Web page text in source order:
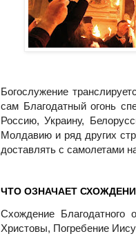
Богослужение
сам Благодатный огонь
Россию, Украину,
Молдавию и ряд других
доставлять с самолетами
ЧТО ОЗНАЧАЕТ
Схождение Благодатного
Христовы, Погребение